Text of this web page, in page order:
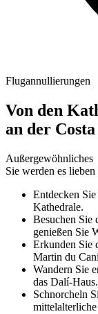
Flugannullierungen
Von den
an der
Außergewöhnliches
Sie werden es lieben
Entdecken
Kathedrale.
Besuchen Sie
genießen Sie
Erkunden Sie
Martin du
Wandern Sie
das Dalí-Haus.
Schnorcheln